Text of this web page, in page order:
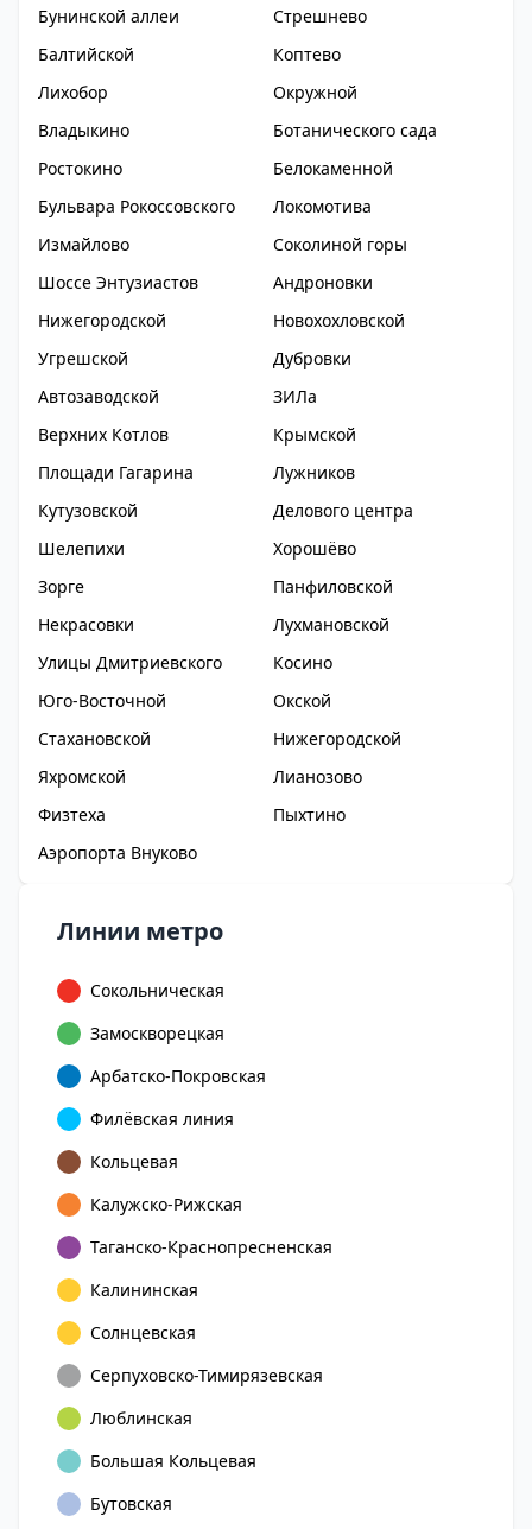
Бунинской аллеи
Стрешнево
Балтийской
Коптево
Лихобор
Окружной
Владыкино
Ботанического сада
Ростокино
Белокаменной
Бульвара Рокоссовского
Локомотива
Измайлово
Соколиной горы
Шоссе Энтузиастов
Андроновки
Нижегородской
Новохохловской
Угрешской
Дубровки
Автозаводской
ЗИЛа
Верхних Котлов
Крымской
Площади Гагарина
Лужников
Кутузовской
Делового центра
Шелепихи
Хорошёво
Зорге
Панфиловской
Некрасовки
Лухмановской
Улицы Дмитриевского
Косино
Юго-Восточной
Окской
Стахановской
Нижегородской
Яхромской
Лианозово
Физтеха
Пыхтино
Аэропорта Внуково
Линии метро
Сокольническая
Замоскворецкая
Арбатско-Покровская
Филёвская линия
Кольцевая
Калужско-Рижская
Таганско-Краснопресненская
Калининская
Солнцевская
Серпуховско-Тимирязевская
Люблинская
Большая Кольцевая
Бутовская